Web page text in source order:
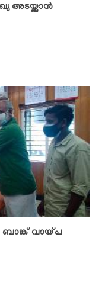
അടയ്ക്കാന്‍
ബാങ്ക് വായ്പ